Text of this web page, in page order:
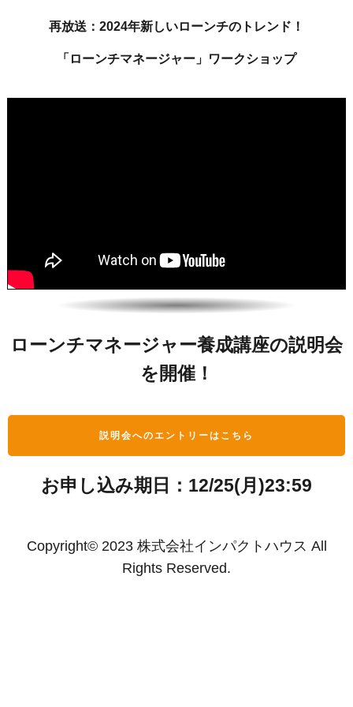
再放送： 2024年新しいローンチのトレンド！
「ローンチマネージャー」ワークショップ
ローンチマネージャー養成講座の説明会
を開催！
説明会へのエントリーはこちら
お申し込み期日：12/25(月)23:59
Copyright© 2023 株式会社インパクトハウス All
Rights Reserved.